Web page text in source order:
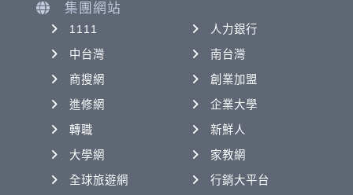
集團網站
1111
人力銀行
中台灣
南台灣
商搜網
創業加盟
進修網
企業大學
轉職
新鮮人
大學網
家教網
全球旅遊網
行銷大平台